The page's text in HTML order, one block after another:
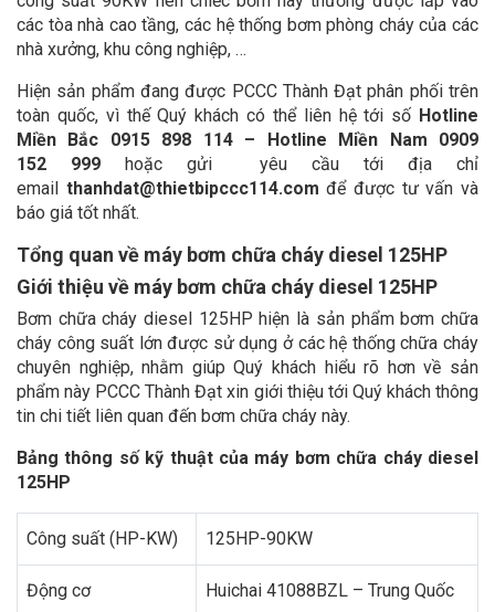
các tòa nhà cao tầng, các hệ thống bơm phòng cháy của các
nhà xưởng, khu công nghiệp, …
Hiện sản phẩm đang được PCCC Thành Đạt phân phối trên
toàn quốc, vì thế Quý khách có thể liên hệ tới số Hotline
Miền Bắc 0915 898 114 – Hotline Miền Nam 0909
152
999 hoặc gửi yêu cầu tới địa chỉ
email thanhdat@thietbipccc114.comđể được tư vấn và
báo giá tốt nhất.
Tổng quan về máy bơm chữa cháy diesel 125HP
Giới thiệu về máy bơm chữa cháy diesel 125HP
Bơm chữa cháy diesel 125HP hiện là sản phẩm bơm chữa
cháy công suất lớn được sử dụng ở các hệ thống chữa cháy
chuyên nghiệp, nhằm giúp Quý khách hiểu rõ hơn về sản
phẩm này PCCC Thành Đạt xin giới thiệu tới Quý khách thông
tin chi tiết liên quan đến bơm chữa cháy này.
Bảng thông số kỹ thuật của máy bơm chữa cháy diesel
125HP
Công suất (HP-KW) 125HP-90KW
Động cơ Huichai 41088BZL – Trung Quốc